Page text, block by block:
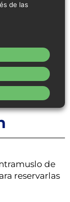
de
reservarlas
de las